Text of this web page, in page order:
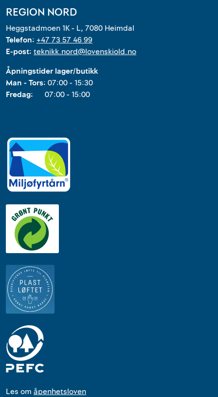
REGION NORD
Heggstadmoen 1K - L, 7080 Heimdal
Telefon: +47 73 57 46 99
E-post: teknikk.nord@lovenskiold.no
Åpningstider lager/butikk
Man - Tors: 07:00 - 15:30
Fredag: 07:00 - 15:00
Les om åpenhetsloven